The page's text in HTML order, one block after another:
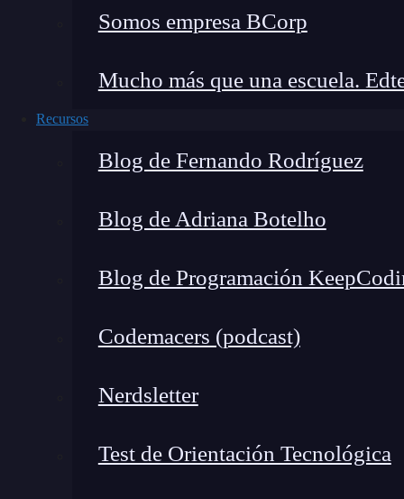
Somos empresa BCorp
Mucho más que una escuela.
Recursos
Blog de Fernando Rodríguez
Blog de Adriana Botelho
Blog de Programación
Codemacers (podcast)
Nerdsletter
Test de Orientación Tecnológica
# Ejemplo 3: Con números y símbolos
print(texto.islower())  # Resultado:
# Ejemplo 4: Cadena vacía
texto = ""
estén en minúsculas.
¿Cuándo usar str.islower()?
transformar texto. Algunos casos de estos son:
Validación de texto en formularios: Si